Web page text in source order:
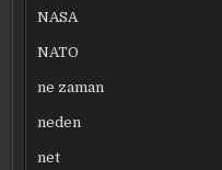
NASA
NATO
ne zaman
neden
net